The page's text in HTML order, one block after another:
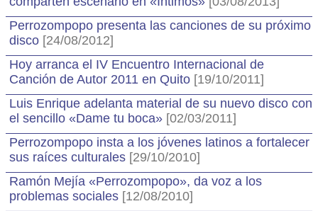
Perrozompopo presenta las canciones de su próximo
disco [24/08/2012]
Hoy arranca el IV Encuentro Internacional de
Canción de Autor 2011 en Quito [19/10/2011]
Luis Enrique adelanta material de su nuevo disco con
el sencillo «Dame tu boca» [02/03/2011]
Perrozompopo insta a los jóvenes latinos a fortalecer
sus raíces culturales [29/10/2010]
Ramón Mejía «Perrozompopo», da voz a los
problemas sociales [12/08/2010]